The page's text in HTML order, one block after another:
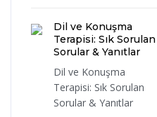
Dil ve Konuşma
Terapisi: Sık Sorulan
Sorular & Yanıtlar
Dil ve Konuşma
Terapisi: Sık Sorulan
Sorular & Yanıtlar